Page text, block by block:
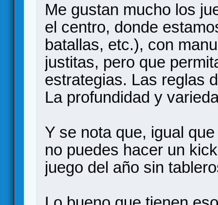
Me gustan mucho los
el centro, donde
batallas, etc.), con
justitas, pero que
estrategias. Las reglas
La profundidad y
Y se nota que, igual
no puedes hacer un
juego del año sin